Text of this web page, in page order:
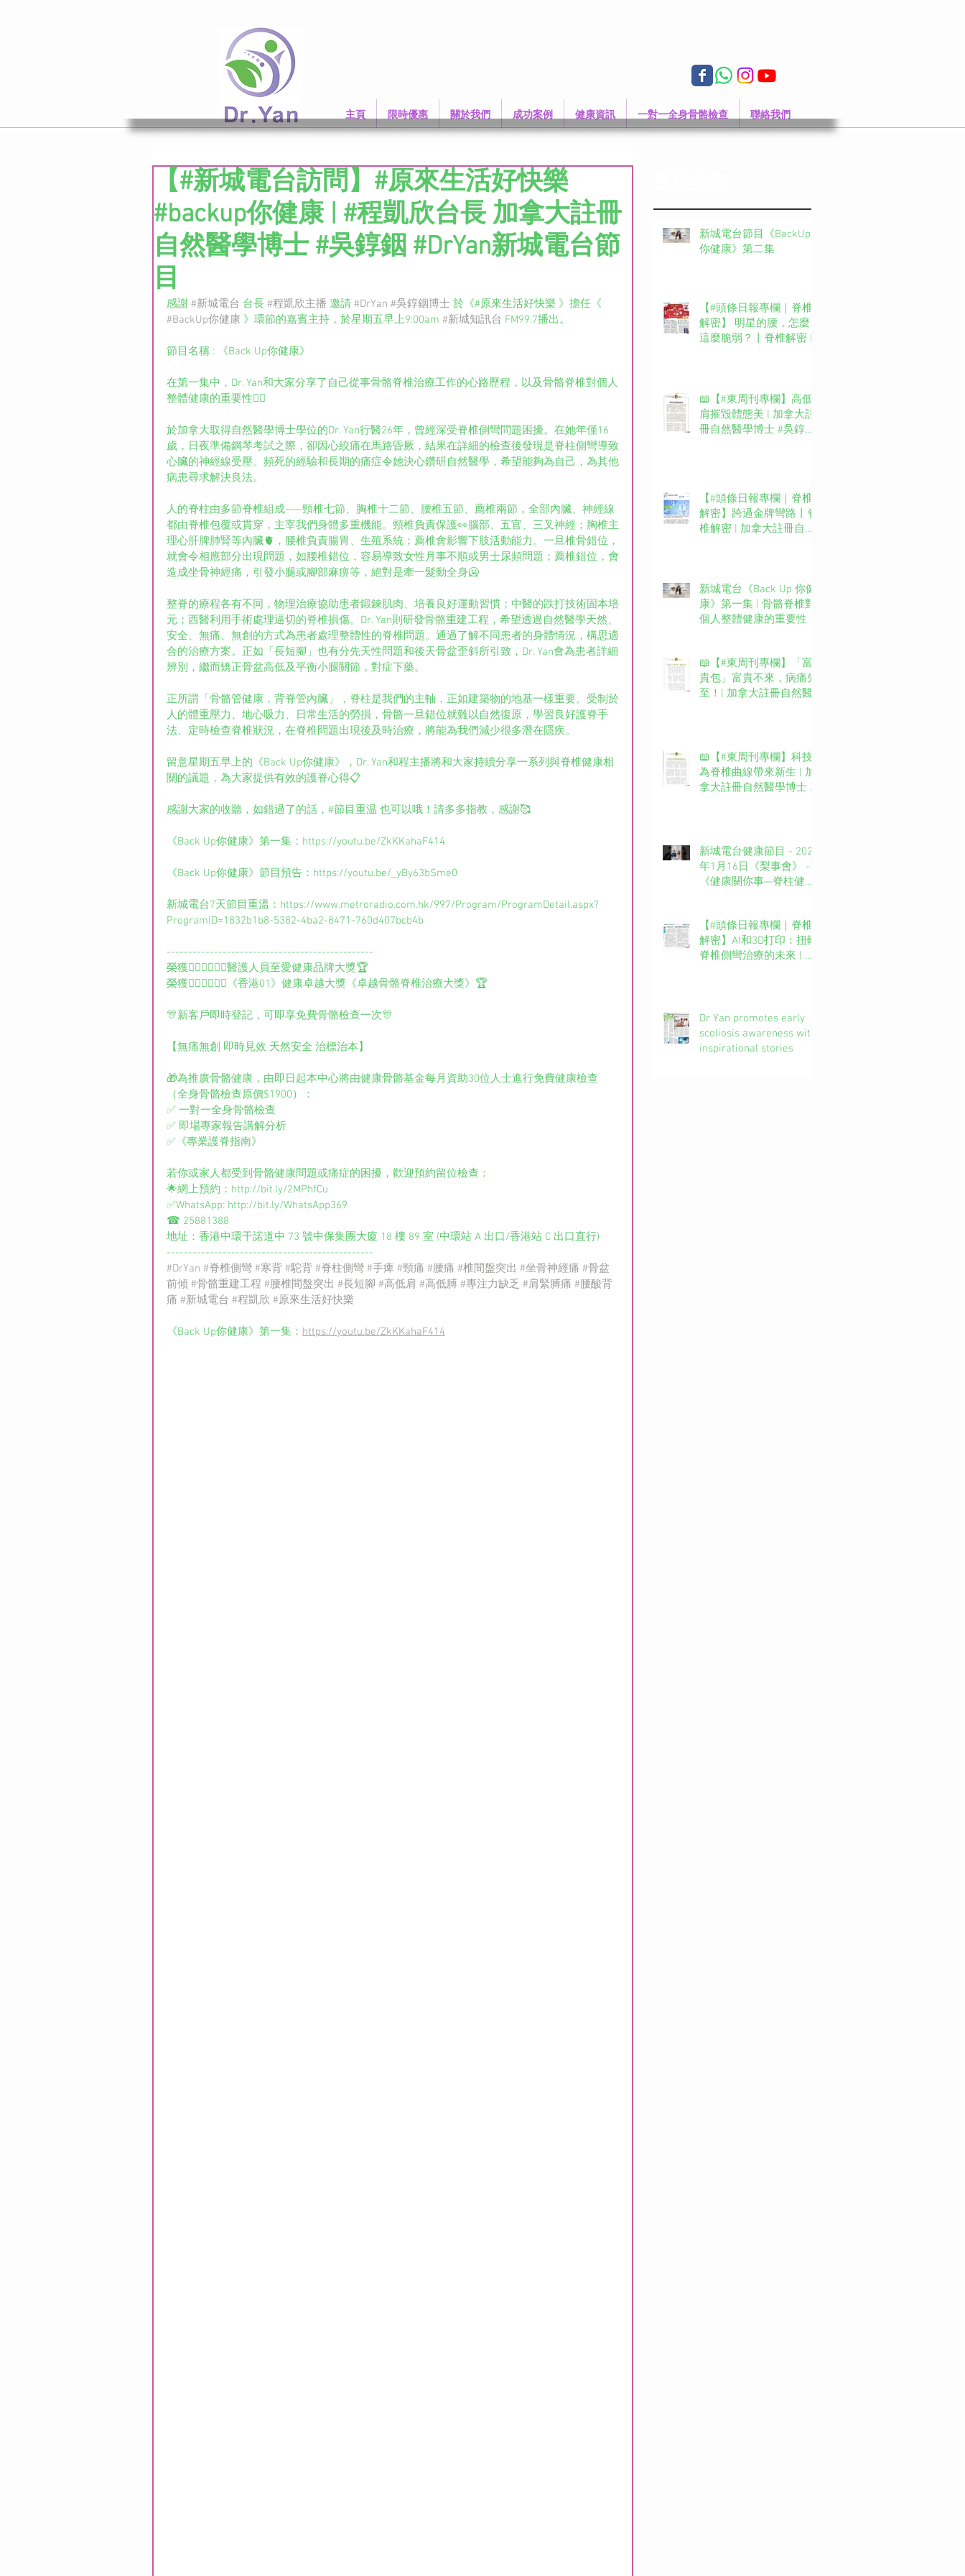
主頁 限時優惠 關於我們 成功案例 健康資訊 一對一全身骨骼檢查 聯絡我們
【#新城電台訪問】#原來生活好快樂
#backup你健康 | #程凱欣台長 加拿大註冊
自然醫學博士 #吳錞銦 #DrYan新城電台節
目
感謝 #新城電台 台長 #程凱欣主播 邀請 #DrYan #吳錞銦博士 於《#原來生活好快樂 》擔任《
#BackUp你健康 》環節的嘉賓主持，於星期五早上9:00am #新城知訊台 FM99.7播出。
節目名稱 : 《Back Up你健康》
在第一集中，Dr. Yan和大家分享了自己從事骨骼脊椎治療工作的心路歷程，以及骨骼脊椎對個人
整體健康的重要性👩‍⚕️
於加拿大取得自然醫學博士學位的Dr. Yan行醫26年，曾經深受脊椎側彎問題困擾。在她年僅16
歲，日夜準備鋼琴考試之際，卻因心絞痛在馬路昏厥，結果在詳細的檢查後發現是脊柱側彎導致
心臟的神經線受壓。頻死的經驗和長期的痛症令她決心鑽研自然醫學，希望能夠為自己，為其他
病患尋求解決良法。
人的脊柱由多節脊椎組成——頸椎七節、胸椎十二節、腰椎五節、薦椎兩節，全部內臟、神經線
都由脊椎包覆或貫穿，主宰我們身體多重機能。頸椎負責保護👀腦部、五官、三叉神經；胸椎主
理心肝脾肺腎等內臟🫀，腰椎負責腸胃、生殖系統；薦椎會影響下肢活動能力。一旦椎骨錯位，
就會令相應部分出現問題，如腰椎錯位，容易導致女性月事不順或男士尿頻問題；薦椎錯位，會
造成坐骨神經痛，引發小腿或腳部麻痹等，絕對是牽一髮動全身🥶
整脊的療程各有不同，物理治療協助患者鍛鍊肌肉、培養良好運動習慣；中醫的跌打技術固本培
元；西醫利用手術處理逼切的脊椎損傷。Dr. Yan則研發骨骼重建工程，希望透過自然醫學天然、
安全、無痛、無創的方式為患者處理整體性的脊椎問題。通過了解不同患者的身體情況，構思適
合的治療方案。正如「長短腳」也有分先天性問題和後天骨盆歪斜所引致，Dr. Yan會為患者詳細
辨別，繼而矯正骨盆高低及平衡小腿關節，對症下藥。
正所謂「骨骼管健康，背脊管內臟」，脊柱是我們的主軸，正如建築物的地基一樣重要。受制於
人的體重壓力、地心吸力、日常生活的勞損，骨骼一旦錯位就難以自然復原，學習良好護脊手
法、定時檢查脊椎狀況，在脊椎問題出現後及時治療，將能為我們減少很多潛在隱疾。
留意星期五早上的《Back Up你健康》，Dr. Yan和程主播將和大家持續分享一系列與脊椎健康相
關的議題，為大家提供有效的護脊心得📋
感謝大家的收聽，如錯過了的話，#節目重温 也可以哦！請多多指教，感謝🥰
《Back Up你健康》第一集：https://youtu.be/ZkKKahaF414
《Back Up你健康》節目預告：https://youtu.be/_yBy63bSme0
新城電台7天節目重溫：https://www.metroradio.com.hk/997/Program/ProgramDetail.aspx?
ProgramID=1832b1b8-5382-4ba2-8471-760d407bcb4b
------------------------------------------------
榮獲👨🏻‍⚕️👩🏻‍⚕️醫護人員至愛健康品牌大獎🏆
榮獲👨🏻‍⚕️👩🏻‍⚕️《香港01》健康卓越大獎《卓越骨骼脊椎治療大獎》🏆
🎊新客戶即時登記，可即享免費骨骼檢查一次🎊
【無痛無創 即時見效 天然安全 治標治本】
🎁為推廣骨骼健康，由即日起本中心將由健康骨骼基金每月資助30位人士進行免費健康檢查
（全身骨骼檢查原價$1900）：
✅ 一對一全身骨骼檢查
✅ 即場專家報告講解分析
✅《專業護脊指南》
若你或家人都受到骨骼健康問題或痛症的困擾，歡迎預約留位檢查：
🌟網上預約：http://bit.ly/2MPhfCu
✅WhatsApp: http://bit.ly/WhatsApp369
☎ 25881388
地址：香港中環干諾道中 73 號中保集團大廈 18 樓 89 室 (中環站 A 出口/香港站 C 出口直行)
------------------------------------------------
#DrYan #脊椎側彎 #寒背 #駝背 #脊柱側彎 #手痺 #頸痛 #腰痛 #椎間盤突出 #坐骨神經痛 #骨盆
前傾 #骨骼重建工程 #腰椎間盤突出 #長短腳 #高低肩 #高低膊 #專注力缺乏 #肩緊膊痛 #腰酸背
痛 #新城電台 #程凱欣 #原來生活好快樂
《Back Up你健康》第一集： https://youtu.be/ZkKKahaF414
新城電台節目《BackUp
你健康》第二集
【#頭條日報專欄｜脊椎
解密】 明星的腰，怎麼
這麼脆弱？丨脊椎解密 |
📖【#東周刊專欄】高低
肩摧毀體態美 | 加拿大註
冊自然醫學博士 #吳錞銦
【#頭條日報專欄｜脊椎
解密】跨過金牌彎路丨脊
椎解密 | 加拿大註冊自然
新城電台《Back Up 你健
康》第一集 | 骨骼脊椎對
個人整體健康的重要性
📖【#東周刊專欄】「富
貴包」富貴不來，病痛先
至！| 加拿大註冊自然醫
📖【#東周刊專欄】科技
為脊椎曲線帶來新生 | 加
拿大註冊自然醫學博士 #
新城電台健康節目 - 2025
年1月16日《梨事會》 -
《健康關你事—脊柱健康
台長 葉文輝Barry Ip (啤
梨）嘉賓主持：吳錞銦博
士Dr. Yan
【#頭條日報專欄｜脊椎
解密】AI和3D打印：扭轉
脊椎側彎治療的未來 | 脊
Dr Yan promotes early
scoliosis awareness with
inspirational stories